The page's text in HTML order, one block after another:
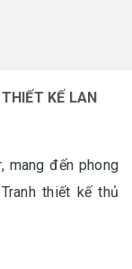
KẾ LAN
mang đến phong
thiết kế thủ